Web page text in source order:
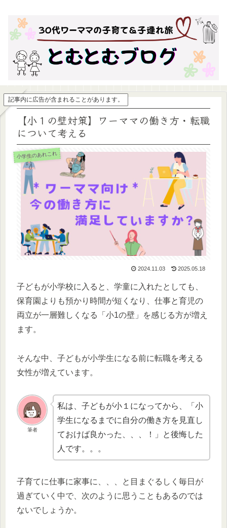
記事内に広告が含まれることがあります。
【小１の壁対策】ワーママの働き方・転職
について考える
小学生のあれこれ
2024.11.03 2025.05.18
子どもが小学校に入ると、学童に入れたとしても、
保育園よりも預かり時間が短くなり、仕事と育児の
両立が一層難しくなる「小1の壁」を感じる方が増え
ます。
そんな中、子どもが小学生になる前に転職を考える
女性が増えています。
筆者
私は、子どもが小１になってから、「小
学生になるまでに自分の働き方を見直し
ておけば良かった、、、！」と後悔した
人です。。。
子育てに仕事に家事に、、、と目まぐるしく毎日が
過ぎていく中で、次のように思うこともあるのでは
ないでしょうか。